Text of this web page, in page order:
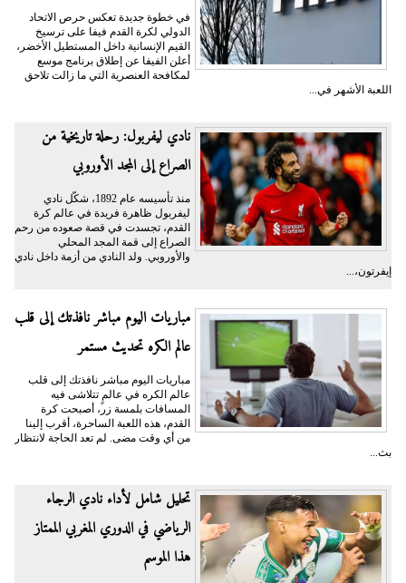
في خطوة جديدة تعكس حرص الاتحاد
الدولي لكرة القدم فيفا على ترسيخ
القيم الإنسانية داخل المستطيل الأخضر،
أعلن الفيفا عن إطلاق برنامج موسع
لمكافحة العنصرية التي ما زالت تلاحق
اللعبة الأشهر في...
نادي ليفربول: رحلة تاريخية من
الصراع إلى المجد الأوروبي
منذ تأسيسه عام 1892، شكّل نادي
ليفربول ظاهرة فريدة في عالم كرة
القدم، تجسدت في قصة صعوده من رحم
الصراع إلى قمة المجد المحلي
والأوروبي. ولد النادي من أزمة داخل نادي
إيفرتون،...
مباريات اليوم مباشر نافذتك إلى قلب
عالم الكره تحديث مستمر
مباريات اليوم مباشر نافذتك إلى قلب
عالم الكره في عالمٍ تتلاشى فيه
المسافات بلمسة زر، أصبحت كرة
القدم، هذه اللعبة الساحرة، أقرب إلينا
من أي وقت مضى. لم تعد الحاجة لانتظار
بث...
تحليل شامل لأداء نادي الرجاء
الرياضي في الدوري المغربي الممتاز
هذا الموسم